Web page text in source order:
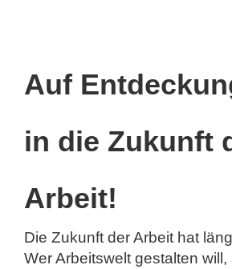
Auf
in die Zukunft
Arbeit!
Die Zukunft der Arbeit hat
Wer Arbeitswelt gestalten